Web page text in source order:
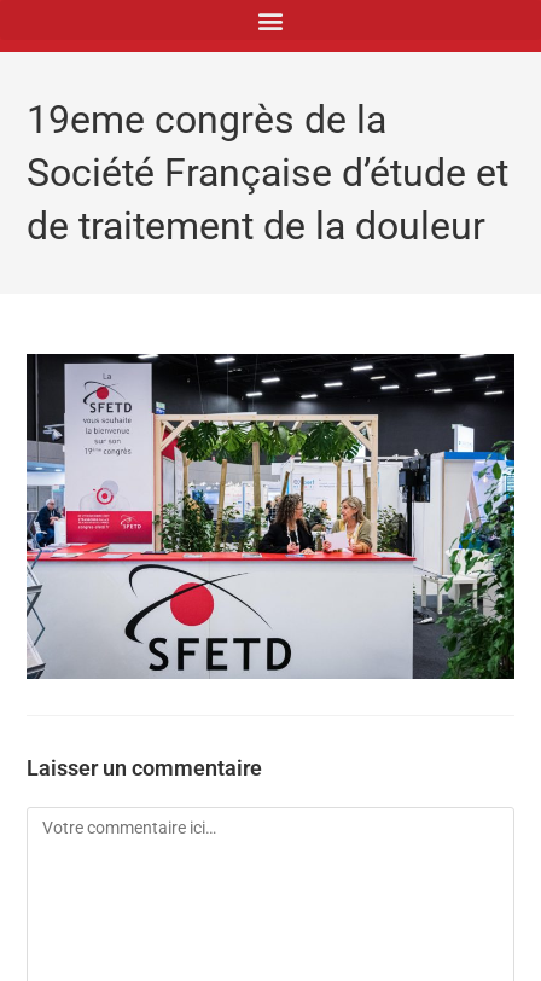
19eme congrès de la
Société Française d’étude et
de traitement de la douleur
Laisser un commentaire